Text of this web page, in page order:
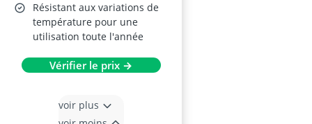
Résistant aux variations de
température pour une
utilisation toute l'année
Vérifier le prix →
voir plus